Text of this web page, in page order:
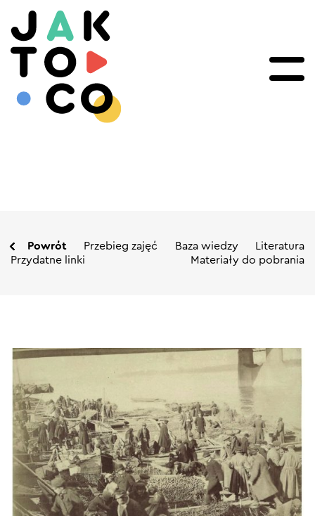
Powrót Przebieg zajęć Baza wiedzy
Literatura
Przydatne linki
Materiały do pobrania